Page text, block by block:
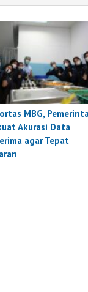
MBG,
Akurasi Data
agar Tepat